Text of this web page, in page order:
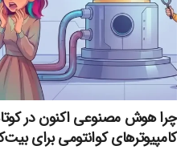
چرا هوش مصنوعی اکنون در
کامپیوترهای کوانتومی برای